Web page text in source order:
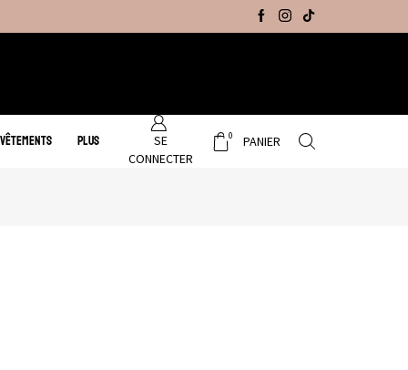
Promo Hiver : Livraison gratuite sur tous
PLUS
SE
CONNECTER
0 PANIER